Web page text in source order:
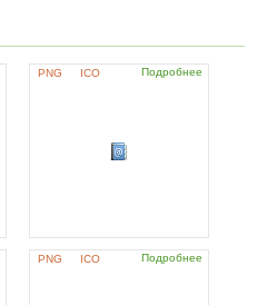
PNG ICO Подробнее
PNG ICO Подробнее